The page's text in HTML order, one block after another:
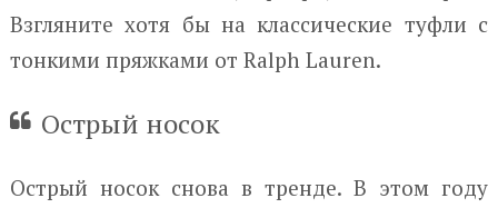
Взгляните хотя бы на классические туфли с
тонкими пряжками от Ralph Lauren.
Острый носок
Острый носок снова в тренде. В этом году